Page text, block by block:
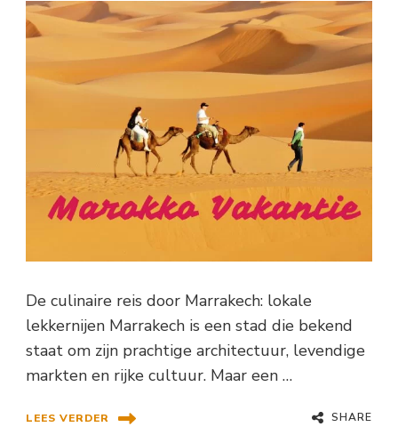
De culinaire reis door Marrakech: lokale
lekkernijen Marrakech is een stad die bekend
staat om zijn prachtige architectuur, levendige
markten en rijke cultuur. Maar een …
LEES VERDER SHARE